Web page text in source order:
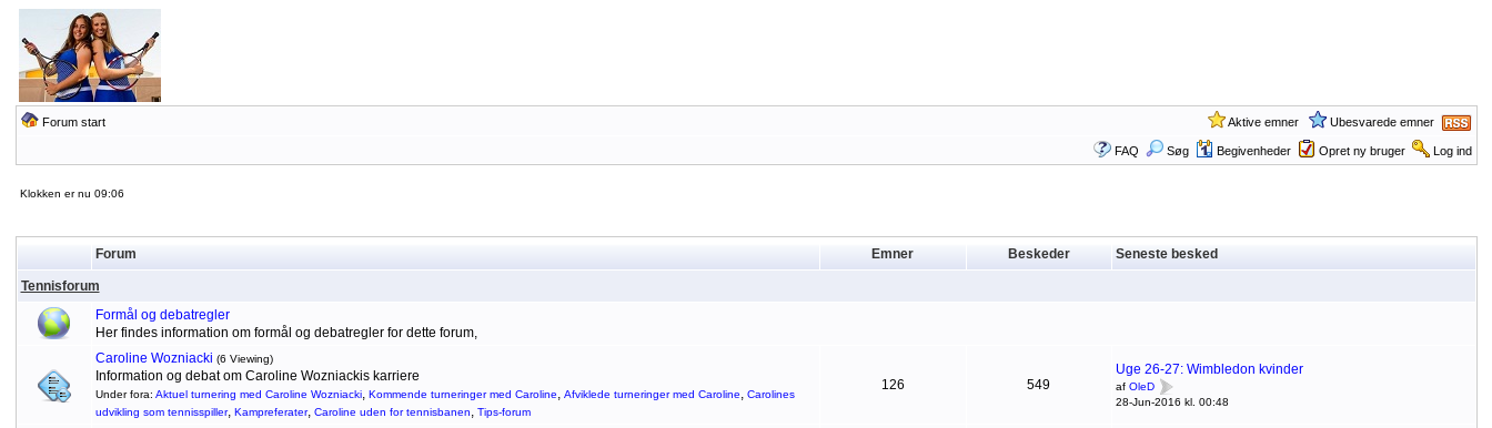
Forum start Aktive emner Ubesvarede emner
FAQ Søg Begivenheder Opret ny bruger Log ind
Klokken er nu 09:06
Forum Emner Beskeder Seneste besked
Tennisforum
Formål og debatregler
Her findes information om formål og debatregler for dette forum,
Caroline Wozniacki (6 Viewing)
Information og debat om Caroline Wozniackis karriere
Under fora: Aktuel turnering med Caroline Wozniacki, Kommende turneringer med Caroline, Afviklede turneringer med Caroline, Carolines
udvikling som tennisspiller, Kampreferater, Caroline uden for tennisbanen, Tips-forum
126 549
Uge 26-27: Wimbledon kvinder
af OleD
28-Jun-2016 kl. 00:48